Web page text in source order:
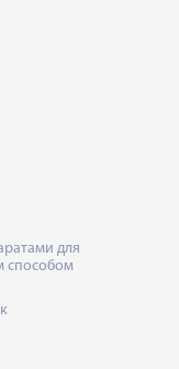
для
способом